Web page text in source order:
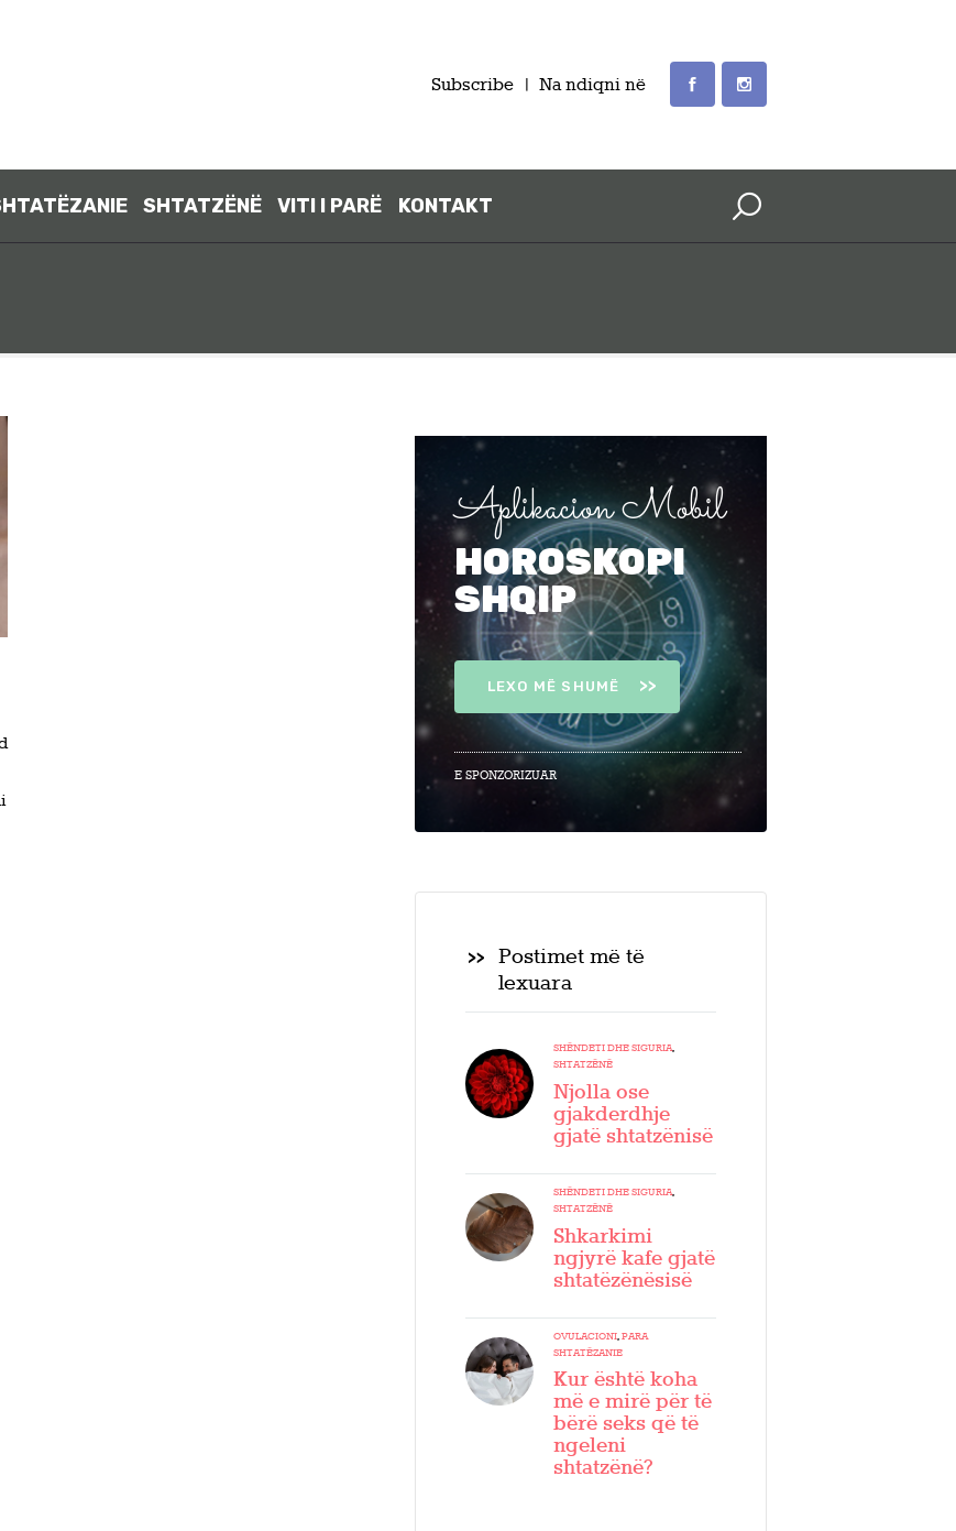
Subscribe Na ndiqni në
SHTATZËNË VITI I PARË KONTAKT
SHTATËZANI
E
VITI I PARË
Aplikacion Mobil
HOROSKOPI
SHQIP
LEXO MË SHUMË
E SPONZORIZUAR
Postimet më të
lexuara
SHËNDETI DHE SIGURIA,
SHTATZËNË
Njolla ose
gjakderdhje
gjatë shtatzënisë
SHËNDETI DHE SIGURIA,
SHTATZËNË
Shkarkimi
ngjyrë kafe gjatë
shtatëzënësisë
OVULACIONI,PARA
SHTATËZANIE
Kur është koha
më e mirë për të
bërë seks që të
ngeleni
shtatzënë?